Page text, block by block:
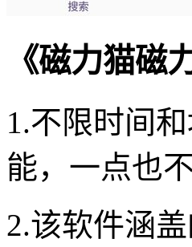
《磁力猫磁
1.不限时间
能，一点也
2.该软件涵